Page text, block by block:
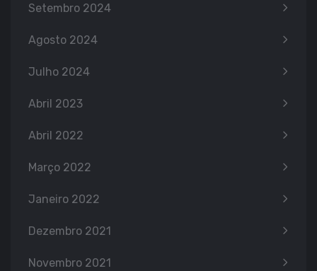
Setembro 2024
Agosto 2024
Julho 2024
Abril 2023
Abril 2022
Março 2022
Janeiro 2022
Dezembro 2021
Novembro 2021